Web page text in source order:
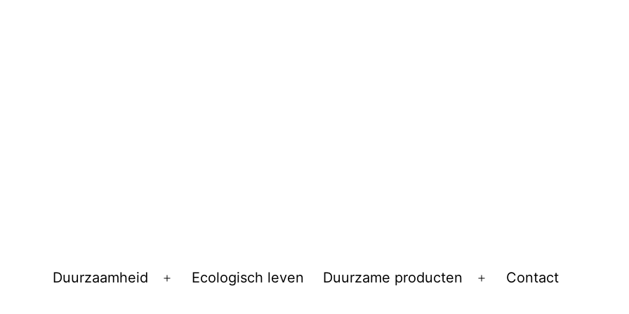
Duurzaamheid
Open
Ecologisch leven Duurzame producten
Open
Contact